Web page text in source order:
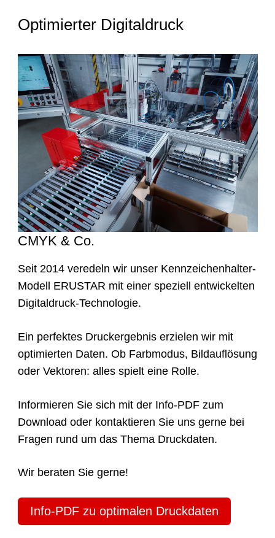
Optimierter Digitaldruck
CMYK & Co.
Seit 2014 veredeln wir unser Kennzeichenhalter-
Modell ERUSTAR mit einer speziell entwickelten
Digitaldruck-Technologie.
Ein perfektes Druckergebnis erzielen wir mit
optimierten Daten. Ob Farbmodus, Bildauflösung
oder Vektoren: alles spielt eine Rolle.
Informieren Sie sich mit der Info-PDF zum
Download oder kontaktieren Sie uns gerne bei
Fragen rund um das Thema Druckdaten.
Wir beraten Sie gerne!
Info-PDF zu optimalen Druckdaten